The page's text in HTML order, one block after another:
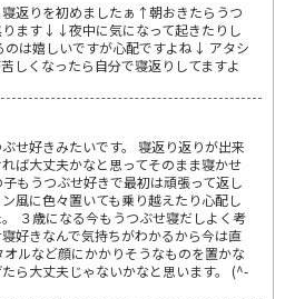
返りを初めましたぁ↑朝おきたらうつ
ます↓↓夜中に気になって起きたりし
は嬉しいですが心配ですよね↓ アタシ
しくなったら自分で寝返りしてますよ
せ好きみたいです。 寝返り返りが出来
ば大丈夫かなと思ってそのまま寝かせ
もうつぶせ好きで最初は頑張って返し
風に色々置いても乗り越えたり心配し
３歳になる今もうつぶせ寝だしよく考
好きなんで気持ちがわかるから今は直
オルなど顔にかかりそうなものを置かな
ら大丈夫じゃないかなと思います。 (^-